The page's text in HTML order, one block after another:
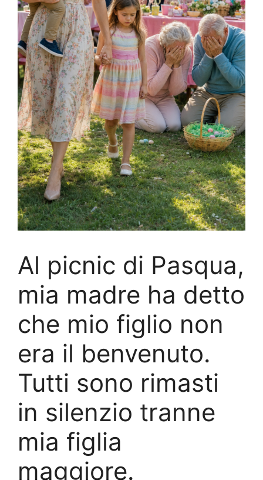
Al picnic di Pasqua,
mia madre ha detto
che mio figlio non
era il benvenuto.
Tutti sono rimasti
in silenzio tranne
mia figlia
maggiore.